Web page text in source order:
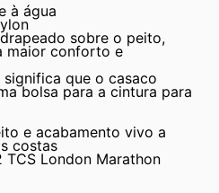
à água
sobre o peito,
maior conforto e
que o casaco
bolsa para a cintura para
e acabamento vivo a
costas
London Marathon